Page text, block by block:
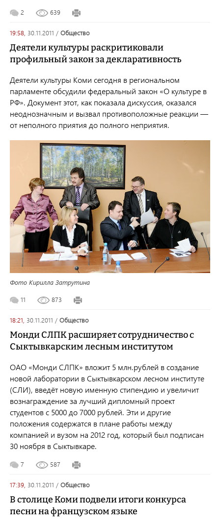
2 639
19:58, 30.11.2011 / общество
Деятели культуры раскритиковали
профильный закон за декларативность
Деятели культуры Коми сегодня в региональном
парламенте обсудили федеральный закон «О культуре в
РФ». Документ этот, как показала дискуссия, оказался
неоднозначным и вызвал противоположные реакции —
от неполного приятия до полного неприятия.
Фото Кирилла Затрутина
11 873
18:21, 30.11.2011 / общество
Монди СЛПК расширяет сотрудничество с
Сыктывкарским лесным институтом
ОАО «Монди СЛПК» вложит 5 млн.рублей в создание
новой лаборатории в Сыктывкарском лесном институте
(СЛИ), введёт новую именную стипендию и увеличит
вознаграждение за лучший дипломный проект
студентов с 5000 до 7000 рублей. Эти и другие
положения содержатся в плане работы между
компанией и вузом на 2012 год, который был подписан
30 ноября в Сыктывкаре.
7 587
17:39, 30.11.2011 / общество
В столице Коми подвели итоги конкурса
песни на французском языке